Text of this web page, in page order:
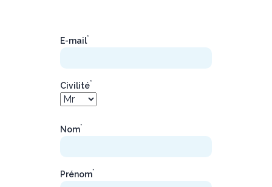
E-mail*
Civilité*
Nom*
Prénom*